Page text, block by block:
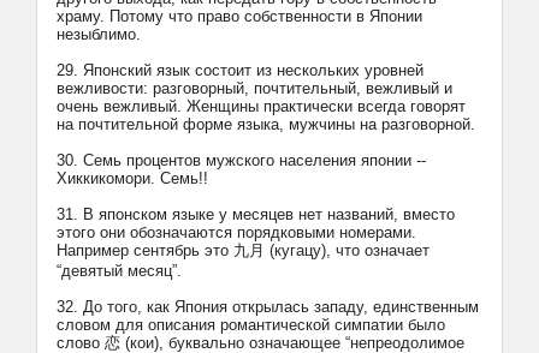
храму. Потому что право собственности в Японии
незыблимо.
29. Японский язык состоит из нескольких уровней
вежливости: разговорный, почтительный, вежливый и
очень вежливый. Женщины практически всегда говорят
на почтительной форме языка, мужчины на разговорной.
30. Семь процентов мужского населения японии --
Хиккикомори. Семь!!
31. В японском языке у месяцев нет названий, вместо
этого они обозначаются порядковыми номерами.
Например сентябрь это 九月 (кугацу), что означает
“девятый месяц”.
32. До того, как Япония открылась западу, единственным
словом для описания романтической симпатии было
слово 恋 (кои), буквально означающее “непреодолимое